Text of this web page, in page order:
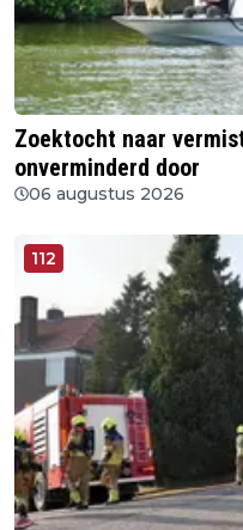
Zoektocht naar
onverminderd door
06 augustus 2026
112